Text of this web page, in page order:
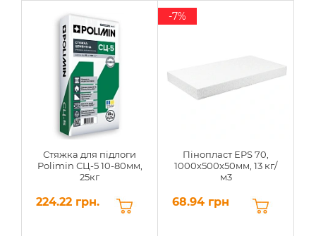
Стяжка для підлоги
Polimin СЦ-5 10-80мм,
25кг
224.22 грн.
Пінопласт EPS 70,
1000х500х50мм, 13 кг/
м3
68.94 грн
-7%